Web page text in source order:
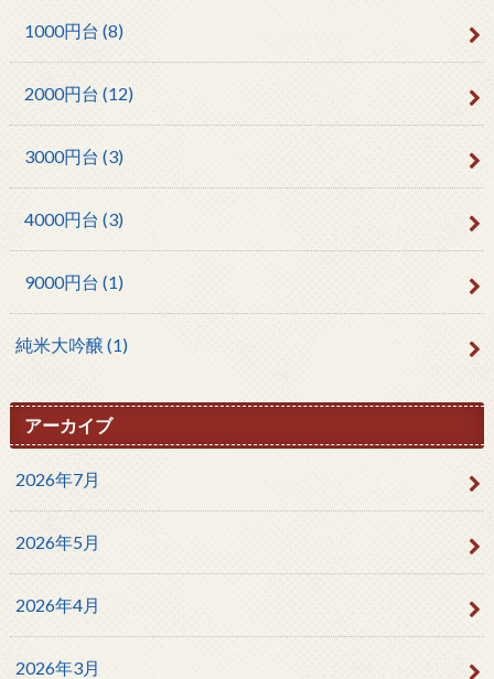
1000円台 (8)
2000円台 (12)
3000円台 (3)
4000円台 (3)
9000円台 (1)
純米大吟醸 (1)
アーカイブ
2026年7月
2026年5月
2026年4月
2026年3月